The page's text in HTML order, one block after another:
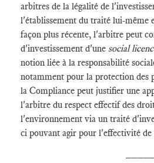
arbitres de la légalité de
l'établissement du traité lui-même
façon plus récente, l'arbitre peut
d'investissement d'une social
notion liée à la responsabilité
notamment pour la protection des
la Compliance peut justifier une
l'arbitre du respect effectif des
l'environnement via un traité
ci pouvant agir pour l'effectivité de